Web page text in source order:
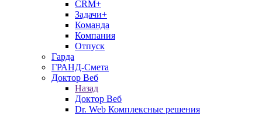
CRM+
Задачи+
Команда
Компания
Отпуск
Гарда
ГРАНД-Смета
Доктор Веб
Назад
Доктор Веб
Dr. Web Комплексные решения